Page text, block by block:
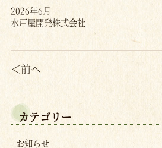
2026年6月
水戸屋開発株式会社
＜前へ
カテゴリー
お知らせ